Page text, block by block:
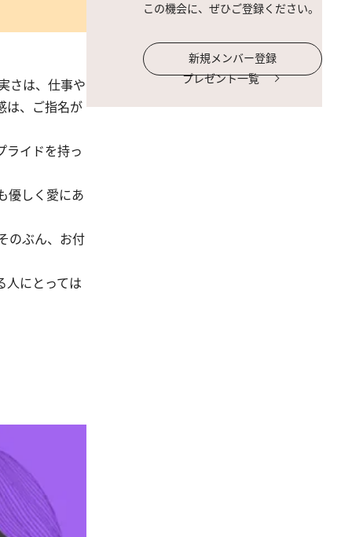
さは、仕事や
は、ご指名が
ライドを持っ
優しく愛にあ
のぶん、お付
人にとっては
この機会に、ぜひご登録ください。
新規メンバー登録
プレゼント一覧